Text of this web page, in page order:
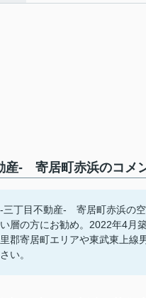
産- 寄居町赤浜のコメ
三丁目不動産- 寄居町赤浜の
層の方にお勧め。2022年4月
郡寄居町エリアや東武東上線
い。